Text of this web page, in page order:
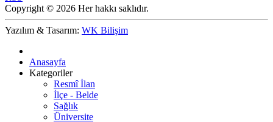
Copyright © 2026 Her hakkı saklıdır.
Yazılım & Tasarım: WK Bilişim
Anasayfa
Kategoriler
Resmî İlan
İlçe - Belde
Sağlık
Üniversite